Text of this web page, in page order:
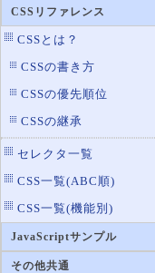
CSSリファレンス
CSSとは？
CSSの書き方
CSSの優先順位
CSSの継承
セレクタ一覧
CSS一覧(ABC順)
CSS一覧(機能別)
JavaScriptサンプル
その他共通